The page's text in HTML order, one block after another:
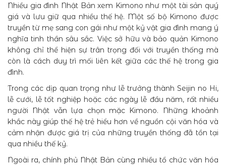
Nhiều gia đình Nhật Bản xem Kimono như một tài sản quý
giá và lưu giữ qua nhiều thế hệ. Một số bộ Kimono được
truyền từ mẹ sang con gái như một kỷ vật gia đình mang ý
nghĩa tinh thần sâu sắc. Việc sở hữu và bảo quản Kimono
không chỉ thể hiện sự trân trọng đối với truyền thống mà
còn là cách duy trì mối liên kết giữa các thế hệ trong gia
đình.
Trong các dịp quan trọng như lễ trưởng thành Seijin no Hi,
lễ cưới, lễ tốt nghiệp hoặc các ngày lễ đầu năm, rất nhiều
người Nhật vẫn lựa chọn mặc Kimono. Những khoảnh
khắc này giúp thế hệ trẻ hiểu hơn về nguồn cội văn hóa và
cảm nhận được giá trị của những truyền thống đã tồn tại
qua nhiều thế kỷ.
Ngoài ra, chính phủ Nhật Bản cùng nhiều tổ chức văn hóa